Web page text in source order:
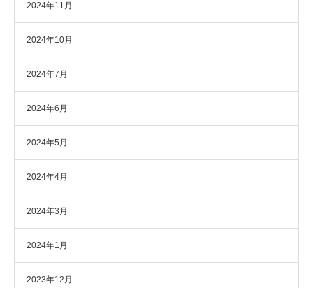
2024年11月
2024年10月
2024年7月
2024年6月
2024年5月
2024年4月
2024年3月
2024年1月
2023年12月